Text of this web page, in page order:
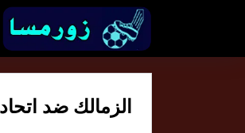
الزمالك ضد اتحاد